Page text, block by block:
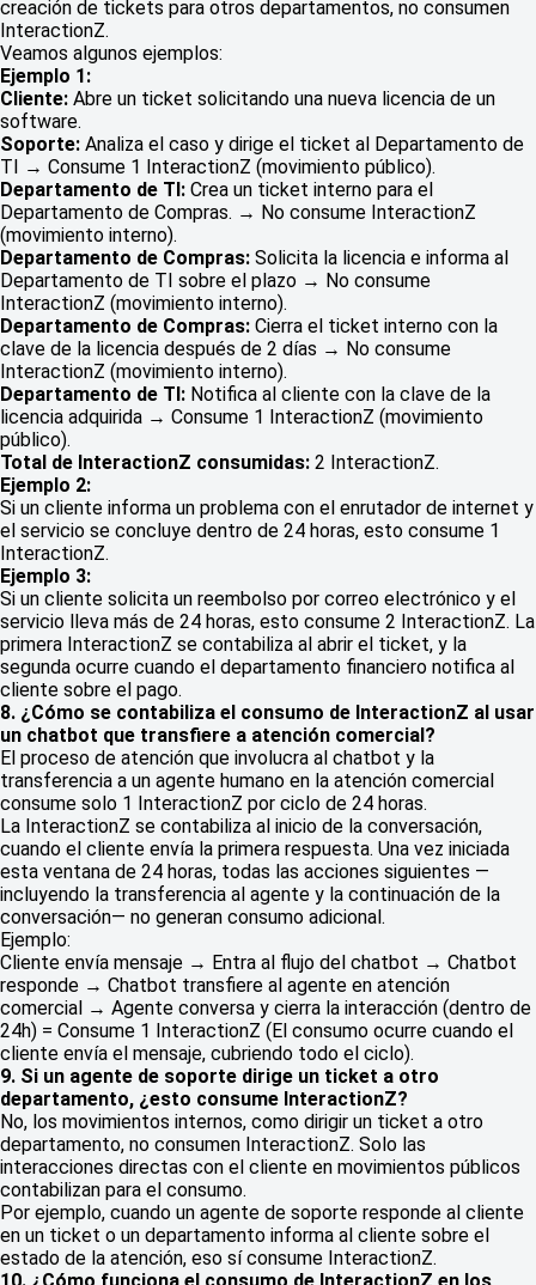
creación de tickets para otros departamentos, no consumen
InteractionZ.
Veamos algunos ejemplos:
Ejemplo 1:
Cliente: Abre un ticket solicitando una nueva licencia de un
software.
Soporte: Analiza el caso y dirige el ticket al Departamento de
TI → Consume 1 InteractionZ (movimiento público).
Departamento de TI: Crea un ticket interno para el
Departamento de Compras. → No consume InteractionZ
(movimiento interno).
Departamento de Compras: Solicita la licencia e informa al
Departamento de TI sobre el plazo → No consume
InteractionZ (movimiento interno).
Departamento de Compras: Cierra el ticket interno con la
clave de la licencia después de 2 días → No consume
InteractionZ (movimiento interno).
Departamento de TI: Notifica al cliente con la clave de la
licencia adquirida → Consume 1 InteractionZ (movimiento
público).
Total de InteractionZ consumidas: 2 InteractionZ.
Ejemplo 2:
Si un cliente informa un problema con el enrutador de internet y
el servicio se concluye dentro de 24 horas, esto consume 1
InteractionZ.
Ejemplo 3:
Si un cliente solicita un reembolso por correo electrónico y el
servicio lleva más de 24 horas, esto consume 2 InteractionZ. La
primera InteractionZ se contabiliza al abrir el ticket, y la
segunda ocurre cuando el departamento financiero notifica al
cliente sobre el pago.
8. ¿Cómo se contabiliza el consumo de InteractionZ al usar
un chatbot que transfiere a atención comercial?
El proceso de atención que involucra al chatbot y la
transferencia a un agente humano en la atención comercial
consume solo 1 InteractionZ por ciclo de 24 horas.
La InteractionZ se contabiliza al inicio de la conversación,
cuando el cliente envía la primera respuesta. Una vez iniciada
esta ventana de 24 horas, todas las acciones siguientes —
incluyendo la transferencia al agente y la continuación de la
conversación— no generan consumo adicional.
Ejemplo:
Cliente envía mensaje → Entra al flujo del chatbot → Chatbot
responde → Chatbot transfiere al agente en atención
comercial → Agente conversa y cierra la interacción (dentro de
24h) = Consume 1 InteractionZ (El consumo ocurre cuando el
cliente envía el mensaje, cubriendo todo el ciclo).
9. Si un agente de soporte dirige un ticket a otro
departamento, ¿esto consume InteractionZ?
No, los movimientos internos, como dirigir un ticket a otro
departamento, no consumen InteractionZ. Solo las
interacciones directas con el cliente en movimientos públicos
contabilizan para el consumo.
Por ejemplo, cuando un agente de soporte responde al cliente
en un ticket o un departamento informa al cliente sobre el
estado de la atención, eso sí consume InteractionZ.